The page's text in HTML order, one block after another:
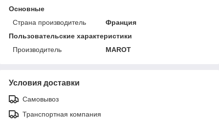
Основные
Страна производитель
Франция
Пользовательские характеристики
Производитель
MAROT
Условия доставки
Самовывоз
Транспортная компания